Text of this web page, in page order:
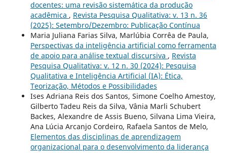
docentes: uma revisão sistemática da produção
acadêmica , Revista Pesquisa Qualitativa: v. 13 n. 36
(2025): Setembro/Dezembro: Publicação Contínua
Maria Juliana Farias Silva, Marlúbia Corrêa de Paula,
Perspectivas da inteligência artificial como ferramenta
de apoio para análise textual discursiva , Revista
Pesquisa Qualitativa: v. 12 n. 30 (2024): Pesquisa
Qualitativa e Inteligência Artificial (IA): Ética,
Teorização, Métodos e Possibilidades
Ises Adriana Reis dos Santos, Simone Coelho Amestoy,
Gilberto Tadeu Reis da Silva, Vânia Marli Schubert
Backes, Alexandre de Assis Bueno, Silvana Lima Vieira,
Ana Lúcia Arcanjo Cordeiro, Rafaela Santos de Melo,
Elementos das disciplinas de aprendizagem
organizacional para o desenvolvimento da liderança